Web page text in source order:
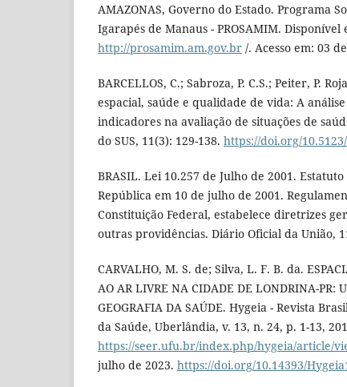
AMAZONAS, Governo do Estado. Programa
Igarapés de Manaus - PROSAMIM. Disponível
http://prosamim.am.gov.br /. Acesso em: 03
BARCELLOS, C.; Sabroza, P. C.S.; Peiter, P.
espacial, saúde e qualidade de vida: A
indicadores na avaliação de situações de
do SUS, 11(3): 129-138. https://doi.org/
BRASIL. Lei 10.257 de Julho de 2001.
República em 10 de julho de 2001.
Constituição Federal, estabelece diretrizes
outras providências. Diário Oficial da União,
CARVALHO, M. S. de; Silva, L. F. B. da.
AO AR LIVRE NA CIDADE DE LONDRINA-PR:
GEOGRAFIA DA SAÚDE. Hygeia - Revista
da Saúde, Uberlândia, v. 13, n. 24, p. 1-13,
https://seer.ufu.br/index.php/hygeia/article/
julho de 2023. https://doi.org/10.14393/